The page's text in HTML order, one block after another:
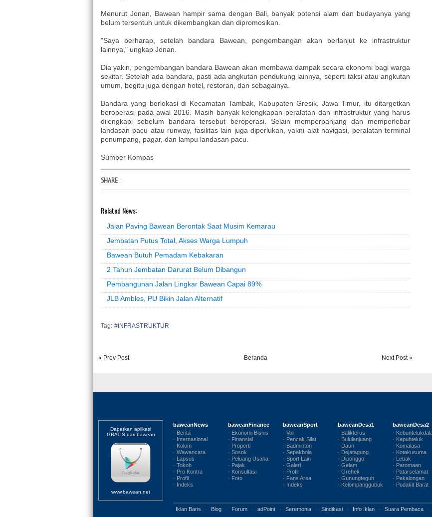
Menurut Jonan, Bawean hampir sama dengan Bali, banyak potensi alam dan budayanya yang
belum tersentuh untuk dikembangkan dan dipromosikan.
"Saya berharap, setelah bandara Bawean, pengembangan akan berlanjut ke infrastruktur
lainnya," ungkap Jonan.
Dia yakin, pengembangan bandara Bawean akan membawa dampak secara ekonomi bagi warga
sekitar. Setelah ada bandara, pasti ada angkutan pendukung lainnya, seperti taksi atau angkutan
umum, begitu juga dengan hotel, restoran, dan sebagainya.
Bandara yang berlokasi di Kecamatan Tambak, Kabupaten Gresik, Jawa Timur, itu ditargetkan
beroperasi pada awal 2016. Masih banyak kelengkapan peralatan dan infrastruktur yang harus
dilengkapi sebelum bandara tersebut beroperasi. Selain memperpanjang dan memperlebar
landasan pacu atau runway, fasilitas lain juga diperlukan, yakni alat navigasi, peralatan terminal
penumpang, pagar, dan lampu landasan pacu.
Sumber Kompas
SHARE :
Related News:
Jalan Paving Bawean Berontak Saat Musim Kemarau
Jembatan Putus Total, Akses Warga Lumpuh
Bawean Butuh Pemadam Kebakaran
2 Tahun Jembatan Darurat Belum Dibangun
Pembangunan Jalan Lingkar Bawean Capai 89%
JLB Ambles, PU Bikin Jalan Alternatif
Tag: #INFRASTRUKTUR
« Prev Post Next Post »
Beranda
Dapatkan aplikasi
GRATIS dari bawean
www.bawean.net
baweanNews
· Berita
· Internasional
· Kolom
· Wawancara
· Lapsus
· Tokoh
· Pro Kontra
· Profil
· Indeks
baweanFinance
· Ekonomi Bisnis
· Finansial
· Properti
· Sosok
· Peluang Usaha
· Pajak
· Konsultasi
· Foto
baweanSport
· Voli
· Pencak Silat
· Badminton
· Sepakbola
· Sport Lain
· Galeri
· Profil
· Fans Area
· Indeks
baweanDesa1
· Balikterus
· Bululanjuang
· Daun
· Dejatagung
· Diponggo
· Gelam
· Grehek
· Gunungteguh
· Kelompanggubuk
baweanDesa2
·
· Kapuhteluk
· Komalasa
· Kotakusuma
· Lebak
· Paromaan
· Patarselamat
· Pekalongan
· Pudakit Barat
Iklan Baris · Blog · Forum · adPoint · Seremonia · Sindikasi · Info Iklan · Suara Pembaca ·